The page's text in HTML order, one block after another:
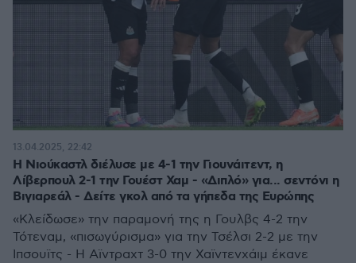
H Νιούκαστλ διέλυσε με 4-1 την Γιουνάιτεντ, η
Λίβερπουλ 2-1 την Γουέστ Χαμ - «Διπλό» για... σεντόνι η
Βιγιαρεάλ - Δείτε γκολ από τα γήπεδα της Ευρώπης
«Κλείδωσε» την παραμονή της η Γουλβς 4-2 την
Τότεναμ, «πισωγύρισμα» για την Τσέλσι 2-2 με την
Ίπσουϊτς - Η Αϊντραχτ 3-0 την Χαϊντενχάιμ έκανε
13.04.2025, 22:42